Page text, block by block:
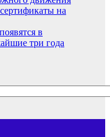
на
в
три года